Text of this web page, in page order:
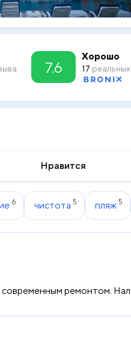
7.6
Хорошо
17
Нравится
6 чистота 5 пляж 5
ремонтом.